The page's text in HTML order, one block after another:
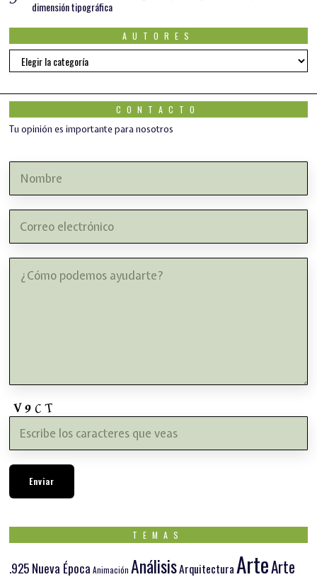
dimensión tipográfica
AUTORES
AUTORES
CONTACTO
Tu opinión es importante para nosotros
TEMAS
.925 Nueva Época Animación AnálisisArquitecturaArteArte